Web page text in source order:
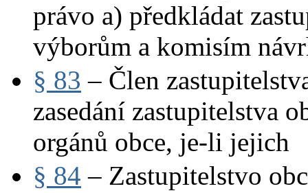
právo a) předkládat
výborům a komisím
§ 83 – Člen
zasedání zastupitelstva
orgánů obce, je-li jejich
§ 84 – Zastupitelstvo